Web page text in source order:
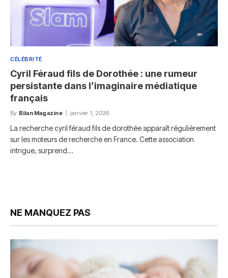
CÉLÉBRITÉ
Cyril Féraud fils de Dorothée : une rumeur
persistante dans l’imaginaire médiatique
français
By Bilan Magazine janvier 1, 2026
La recherche cyril féraud fils de dorothée apparaît régulièrement
sur les moteurs de recherche en France. Cette association
intrigue, surprend…
NE MANQUEZ PAS